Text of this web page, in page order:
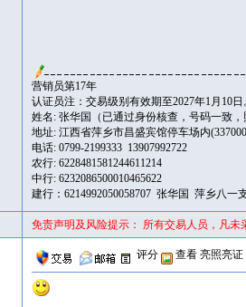
营销员第17年
认证员注：交易级别有效期至2027年1月10日
姓名: 张华国（已通过身份核查，号码一致
地址: 江西省萍乡市昌盛宾馆停车场内
电话: 0799-2199333 13907992722
农行: 6228481581244611214
中行: 6232086500010465622
建行：6214992050058707 张华国 萍乡八一
免责声明及风险提示： 所有交易人员，凡
评分 查看 亮照亮证